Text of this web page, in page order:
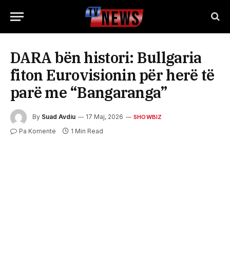
DARA bën histori: Bullgaria
fiton Eurovisionin për herë të
parë me “Bangaranga”
By Suad Avdiu 17 Maj, 2026 SHOWBIZ
Pa Komente 1 Min Read